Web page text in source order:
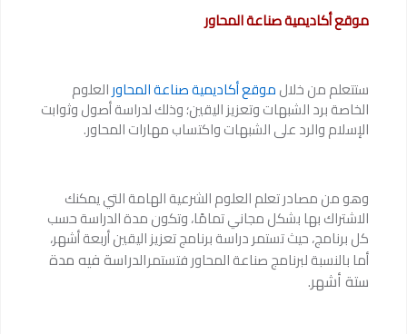
موقع أكاديمية صناعة المحاور
ستتعلم من خلالموقع أكاديمية صناعة المحاورالعلوم
الخاصة برد الشبهات وتعزيز اليقين؛ وذلك لدراسة أصول وثوابت
الإسلام والرد على الشبهات واكتساب مهارات المحاور.
وهو من مصادر تعلم العلوم الشرعية الهامة التي يمكنك
الاشتراك بها بشكل مجاني تمامًا، وتكون مدة الدراسة حسب
كل برنامج، حيث تستمر دراسة برنامج تعزيز اليقين أربعة أشهر،
أما بالنسبة لبرنامج صناعة المحاور فتستمرالدراسة فيه مدة
ستة أشهر.